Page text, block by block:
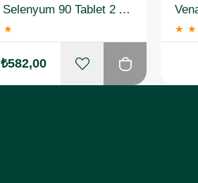
Venatura Selenyum 90 Tablet 2 Adet
★
₺582,00
★ ★